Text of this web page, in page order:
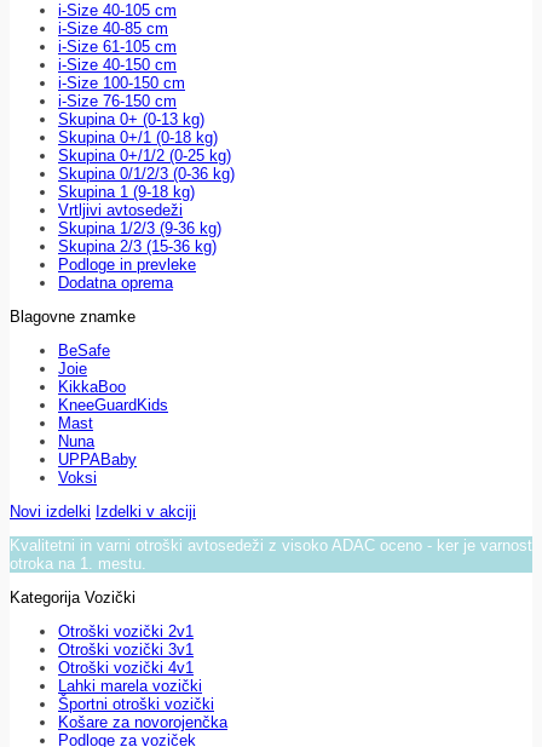
i-Size 40-105 cm
i-Size 40-85 cm
i-Size 61-105 cm
i-Size 40-150 cm
i-Size 100-150 cm
i-Size 76-150 cm
Skupina 0+ (0-13 kg)
Skupina 0+/1 (0-18 kg)
Skupina 0+/1/2 (0-25 kg)
Skupina 0/1/2/3 (0-36 kg)
Skupina 1 (9-18 kg)
Vrtljivi avtosedeži
Skupina 1/2/3 (9-36 kg)
Skupina 2/3 (15-36 kg)
Podloge in prevleke
Dodatna oprema
Blagovne znamke
BeSafe
Joie
KikkaBoo
KneeGuardKids
Mast
Nuna
UPPABaby
Voksi
Novi izdelki Izdelki v akciji
Kvalitetni in varni otroški avtosedeži z visoko ADAC oceno - ker je varnost
otroka na 1. mestu.
Kategorija Vozički
Otroški vozički 2v1
Otroški vozički 3v1
Otroški vozički 4v1
Lahki marela vozički
Športni otroški vozički
Košare za novorojenčka
Podloge za voziček